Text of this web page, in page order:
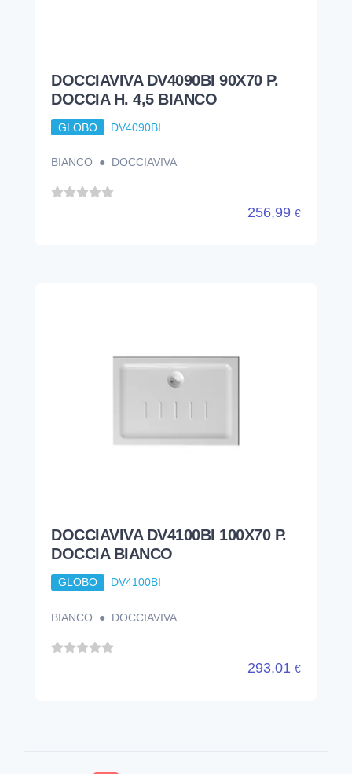
DOCCIAVIVA DV4090BI 90X70 P.
DOCCIA H. 4,5 BIANCO
GLOBO DV4090BI
BIANCO ● DOCCIAVIVA
256,99 €
DOCCIAVIVA DV4100BI 100X70 P.
DOCCIA BIANCO
GLOBO DV4100BI
BIANCO ● DOCCIAVIVA
293,01 €